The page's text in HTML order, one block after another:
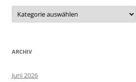
Kategorien
ARCHIV
Juni 2026